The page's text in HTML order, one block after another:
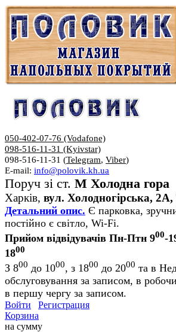
050-402-07-76 (Vodafone)
098-516-11-31 (Kyivstar)
098-516-11-31 (Telegram, Viber)
E-mail: info@polovik.kh.ua
Поруч зі ст. М Холодна гора
Харків, вул. Холодногірська,
Детальний опис. Є парковка,
постійно є світло, Wi-Fi.
Прийом відвідувачів Пн-Птн 900-
1800
З 800 до 1000, з 1800 до 2000 та в
обслуговування за записом, в
в першу чергу за записом.
Войти
Регистрация
Корзина
на сумму